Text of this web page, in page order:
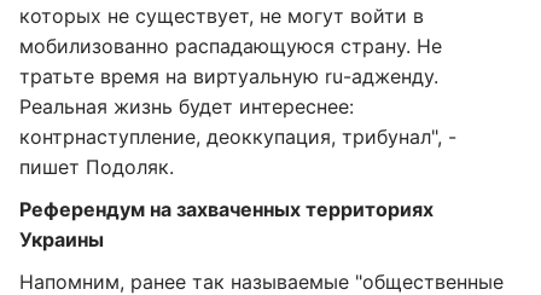
которых не существует, не могут войти в
мобилизованно распадающуюся страну. Не
тратьте время на виртуальную ru-адженду.
Реальная жизнь будет интереснее:
контрнаступление, деоккупация, трибунал", -
пишет Подоляк.
Референдум на захваченных территориях
Украины
Напомним, ранее так называемые "общественные